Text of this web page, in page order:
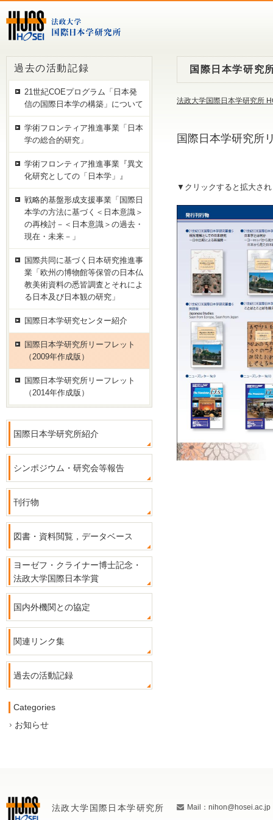
国際日本学研究
法政大学国際日本学研究所
国際日本学研究所
▼クリックすると拡大さ
過去の活動記録
21世紀COEプログラム「日本発
信の国際日本学の構築」について
学術フロンティア推進事業「日本
学の総合的研究」
学術フロンティア推進事業『異文
化研究としての「日本学」』
戦略的基盤形成支援事業「国際日
本学の方法に基づく＜日本意識＞
の再検討－＜日本意識＞の過去・
現在・未来－」
国際共同に基づく日本研究推進事
業「欧州の博物館等保管の日本仏
教美術資料の悉皆調査とそれによ
る日本及び日本観の研究」
国際日本学研究センター紹介
国際日本学研究所リーフレット
（2009年作成版）
国際日本学研究所リーフレット
（2014年作成版）
国際日本学研究所紹介
シンポジウム・研究会等報告
刊行物
図書・資料閲覧，データベース
ヨーゼフ・クライナー博士記念・
法政大学国際日本学賞
国内外機関との協定
関連リンク集
過去の活動記録
Categories
お知らせ
法政大学国際日本学研究所 Mail：nihon@hosei.ac.jp